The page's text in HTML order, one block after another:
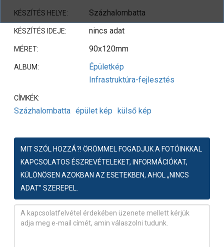
KÉSZÍTÉS HELYE: Százhalombatta
KÉSZÍTÉS IDEJE: nincs adat
MÉRET: 90x120mm
ALBUM:
Épületkép
Infrastruktúra-fejlesztés
CÍMKÉK:
Százhalombatta épület kép külső kép
MIT SZÓL HOZZÁ?! ÖRÖMMEL FOGADJUK A FOTÓINKKAL
KAPCSOLATOS ÉSZREVÉTELEKET, INFORMÁCIÓKAT,
KÜLÖNÖSEN AZOKBAN AZ ESETEKBEN, AHOL „NINCS
ADAT” SZEREPEL.